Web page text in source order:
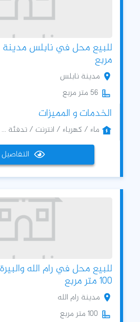
مربع
مدينة نابلس
56 متر مربع
الخدمات و المميزات
ماء / كهرباء / انترنت / تدفئة ...
التفاصيل
للبيع محل في رام الله
100 متر مربع
مدينة رام الله
100 متر مربع